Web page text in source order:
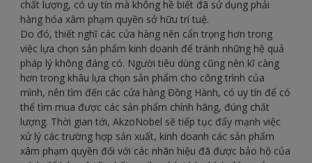
chất lượng, có uy tín mà không hề biết đã sử dụng phải
hàng hóa xâm phạm quyền sở hữu trí tuệ.
Do đó, thiết nghĩ các cửa hàng nên cẩn trọng hơn trong
việc lựa chọn sản phẩm kinh doanh để tránh những hệ quả
pháp lý không đáng có. Người tiêu dùng cũng nên kĩ càng
hơn trong khâu lựa chọn sản phẩm cho công trình của
mình, nên tìm đến các cửa hàng Đồng Hành, có uy tín để có
thể tìm mua được các sản phẩm chính hãng, đúng chất
lượng. Thời gian tới, AkzoNobel sẽ tiếp tục đẩy mạnh việc
xử lý các trường hợp sản xuất, kinh doanh các sản phẩm
xâm phạm quyền đối với các nhãn hiệu đã được bảo hộ của